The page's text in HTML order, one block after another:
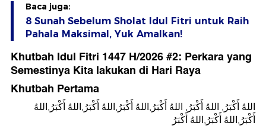
Baca juga:
8 Sunah Sebelum Sholat Idul Fitri untuk Raih
Pahala Maksimal, Yuk Amalkan!
Khutbah Idul Fitri 1447 H/2026 #2: Perkara yang
Semestinya Kita lakukan di Hari Raya
Khutbah Pertama
اللهُ أَكْبَرُ, اللهُ أَكْبَرُ, اللهُ أَكْبَرُ,اللهُ أَكْبَرُ,اللهُ أَكْبَرُ,اللهُ أَكْبَرُ,اللهُ
أَكْبَرُ,اللهُ أَكْبَرُ,اللهُ أَكْبَرُ